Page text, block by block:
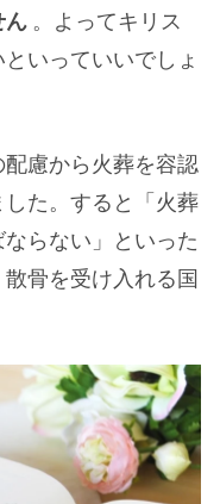
ん 。よってキリス
いっていいでしょ
慮から火葬を容認
た。すると「火葬
らない」といった
骨を受け入れる国